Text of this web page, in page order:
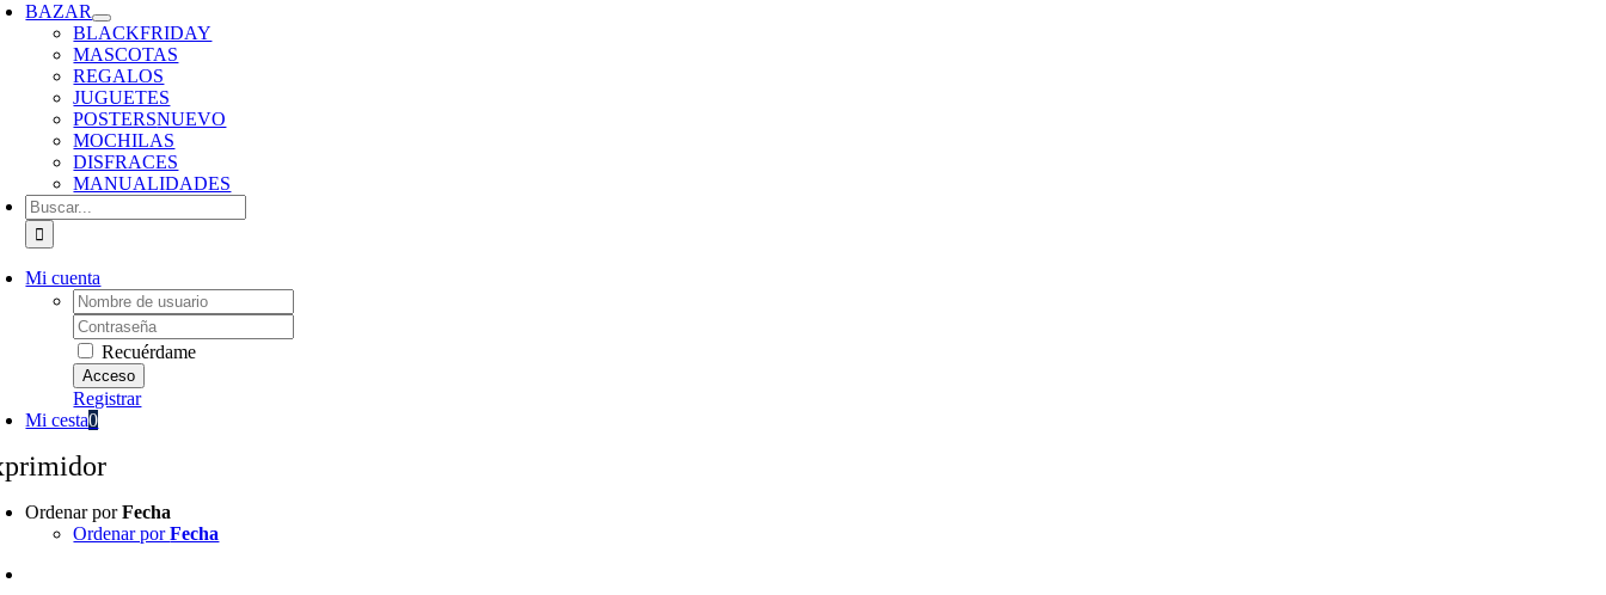
BAZAR
BLACKFRIDAY
MASCOTAS
REGALOS
JUGUETES
POSTERSNUEVO
MOCHILAS
DISFRACES
MANUALIDADES
Buscar:
Mi cuenta
Username:
Password:
Recuérdame
Registrar
Mi cesta0
Ordenar porFecha
Ordenar porFecha